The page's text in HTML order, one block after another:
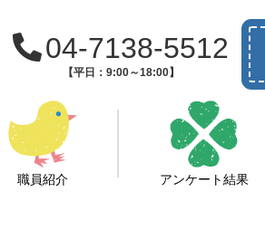
04-7138-5512
【平日：9:00～18:00】
職員紹介 アンケート結果